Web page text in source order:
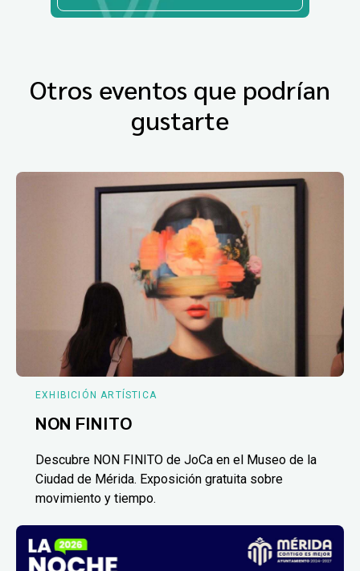
Otros eventos que podrían
gustarte
EXHIBICIÓN ARTÍSTICA
NON FINITO
Descubre NON FINITO de JoCa en el Museo de la
Ciudad de Mérida. Exposición gratuita sobre
movimiento y tiempo.